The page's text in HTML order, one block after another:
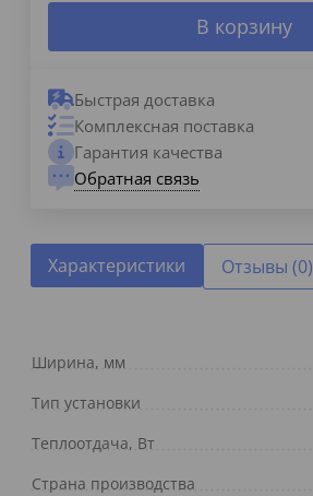
В корзину
Быстрая доставка
Комплексная поставка
Гарантия качества
Обратная связь
Характеристики Отзывы (0)
Ширина, мм
Тип установки
Теплоотдача, Вт
Страна производства